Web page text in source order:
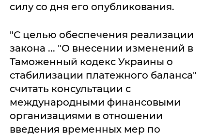
силу со дня его опубликования.
"С целью обеспечения реализации
закона ... "О внесении изменений в
Таможенный кодекс Украины о
стабилизации платежного баланса"
считать консультации с
международными финансовыми
организациями в отношении
введения временных мер по